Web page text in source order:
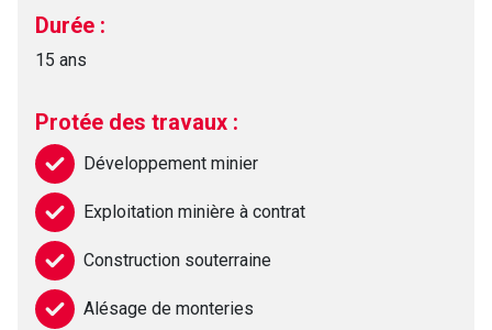
Durée :
15 ans
Protée des travaux :
Développement minier
Exploitation minière à contrat
Construction souterraine
Alésage de monteries